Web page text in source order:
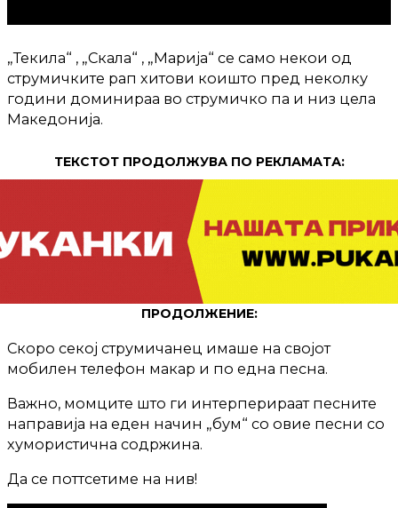
„Текила“ , „Скала“ , „Марија“ се само некои од
струмичките рап хитови коишто пред неколку
години доминираа во струмичко па и низ цела
Македонија.
ТЕКСТОТ ПРОДОЛЖУВА ПО РЕКЛАМАТА:
ПРОДОЛЖЕНИЕ:
Скоро секој струмичанец имаше на својот
мобилен телефон макар и по една песна.
Важно, момците што ги интерперираат песните
направија на еден начин „бум“ со овие песни со
хумористична содржина.
Да се поттсетиме на нив!